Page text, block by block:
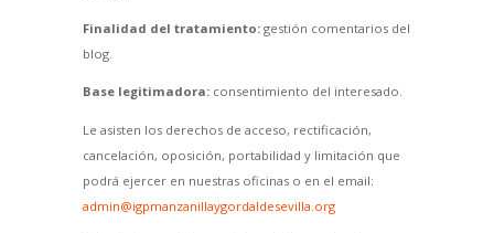
Finalidad del tratamiento:gestión comentarios del
blog.
Base legitimadora:consentimiento del interesado.
Le asisten los derechos de acceso, rectificación,
cancelación, oposición, portabilidad y limitación que
podrá ejercer en nuestras oficinas o en el email:
admin@igpmanzanillaygordaldesevilla.org